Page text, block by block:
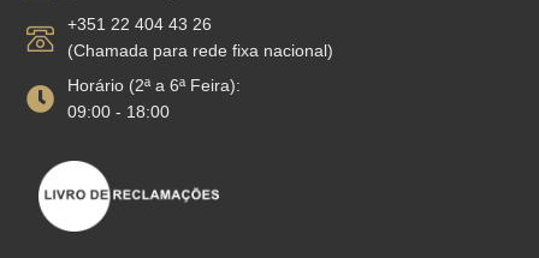
+351 22 404 43 26
(Chamada para rede fixa nacional)
Horário (2ª a 6ª Feira):
09:00 - 18:00